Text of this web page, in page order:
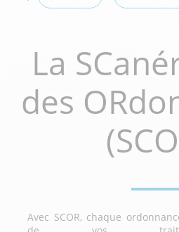
La
des
Avec SCOR, chaque